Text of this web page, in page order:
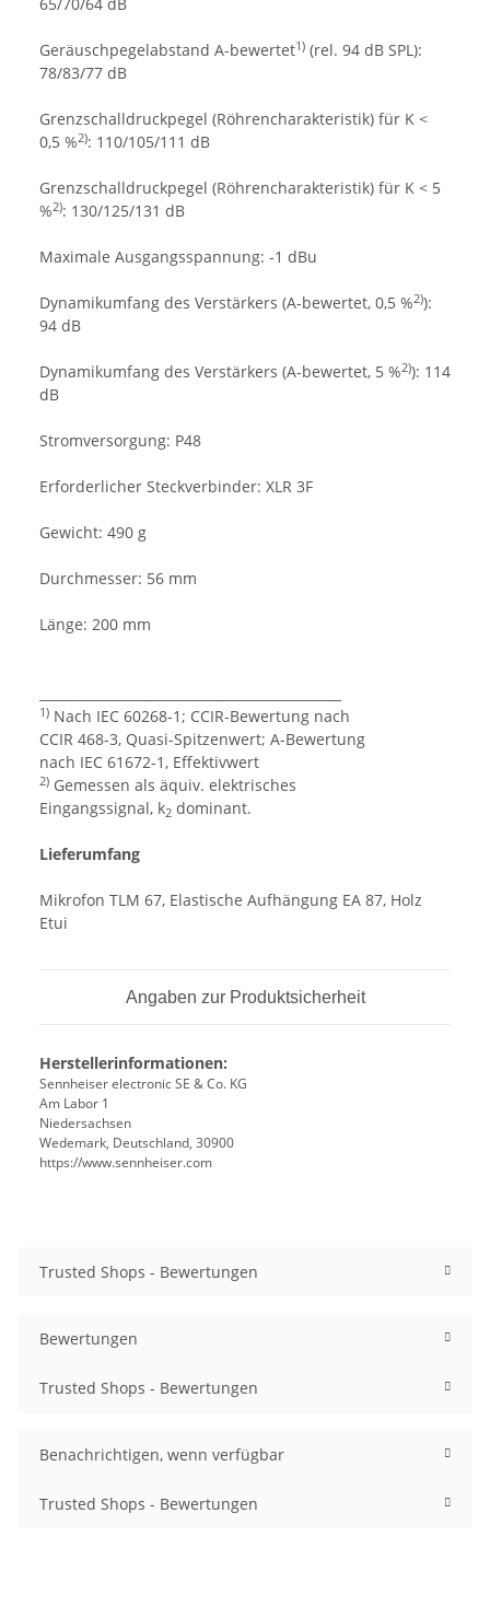
Geräuschpegelabstand A-bewertet1) (rel. 94 dB SPL):
78/83/77 dB
Grenzschalldruckpegel (Röhrencharakteristik) für K <
0,5 %2): 110/105/111 dB
Grenzschalldruckpegel (Röhrencharakteristik) für K < 5
%2): 130/125/131 dB
Maximale Ausgangsspannung: -1 dBu
Dynamikumfang des Verstärkers (A-bewertet, 0,5 %2)):
94 dB
Dynamikumfang des Verstärkers (A-bewertet, 5 %2)): 114
dB
Stromversorgung: P48
Erforderlicher Steckverbinder: XLR 3F
Gewicht: 490 g
Durchmesser: 56 mm
Länge: 200 mm
1) Nach IEC 60268-1; CCIR-Bewertung nach
CCIR 468-3, Quasi-Spitzenwert; A-Bewertung
nach IEC 61672-1, Effektivwert
2) Gemessen als äquiv. elektrisches
Eingangssignal, k2 dominant.
Lieferumfang
Mikrofon TLM 67, Elastische Aufhängung EA 87, Holz
Etui
Angaben zur Produktsicherheit
Herstellerinformationen:
Sennheiser electronic SE & Co. KG
Am Labor 1
Niedersachsen
Wedemark, Deutschland, 30900
https://www.sennheiser.com
Trusted Shops - Bewertungen
Bewertungen
Trusted Shops - Bewertungen
Benachrichtigen, wenn verfügbar
Trusted Shops - Bewertungen